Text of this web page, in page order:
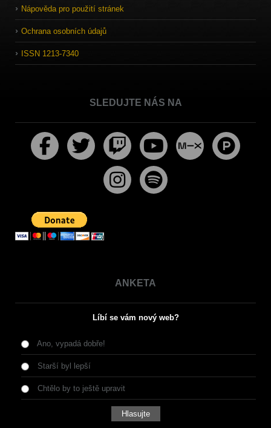
Nápověda pro použití stránek
Ochrana osobních údajů
ISSN 1213-7340
SLEDUJTE NÁS NA
ANKETA
Líbí se vám nový web?
Ano, vypadá dobře!
Starší byl lepší
Chtělo by to ještě upravit